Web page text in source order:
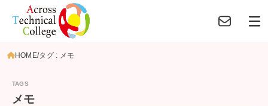
HOME タグ : メモ
メモ